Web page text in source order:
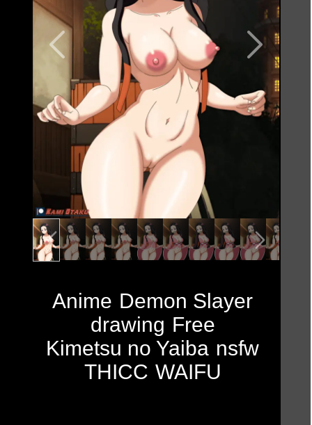
Anime Demon Slayer
drawing Free
Kimetsu no Yaiba nsfw
THICC WAIFU